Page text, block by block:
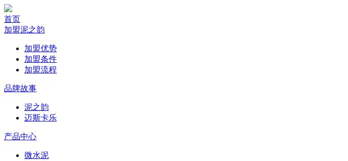
首页
加盟泥之韵
加盟优势
加盟条件
加盟流程
品牌故事
泥之韵
迈斯卡乐
产品中心
微水泥